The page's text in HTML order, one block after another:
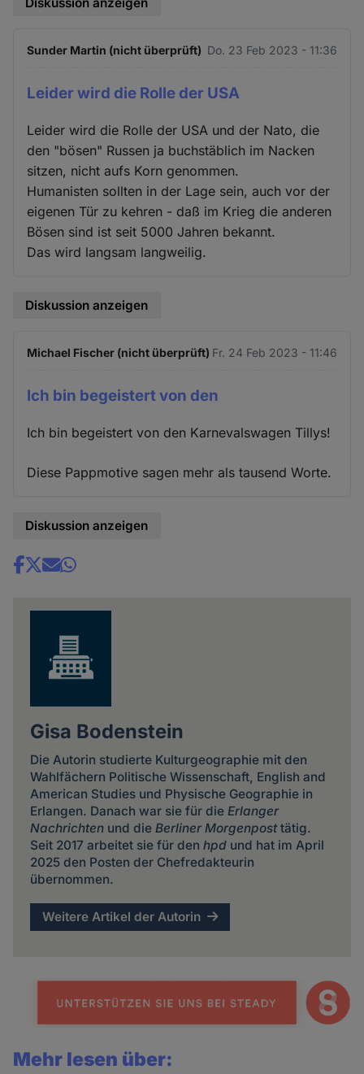
Sunder Martin (nicht überprüft) Do. 23 Feb 2023 - 11:36
Leider wird die Rolle der USA
Leider wird die Rolle der USA und der Nato, die
den "bösen" Russen ja buchstäblich im Nacken
sitzen, nicht aufs Korn genommen.
Humanisten sollten in der Lage sein, auch vor der
eigenen Tür zu kehren - daß im Krieg die anderen
Bösen sind ist seit 5000 Jahren bekannt.
Das wird langsam langweilig.
Diskussion anzeigen
Michael Fischer (nicht überprüft) Fr. 24 Feb 2023 - 11:46
Ich bin begeistert von den
Ich bin begeistert von den Karnevalswagen Tillys!
Diese Pappmotive sagen mehr als tausend Worte.
Diskussion anzeigen
Share
Gisa Bodenstein
Die Autorin studierte Kulturgeographie mit den
Wahlfächern Politische Wissenschaft, English and
American Studies und Physische Geographie in
Erlangen. Danach war sie für die Erlanger
Nachrichtenund die Berliner Morgenposttätig.
Seit 2017 arbeitet sie für den hpdund hat im April
2025 den Posten der Chefredakteurin
übernommen.
Weitere Artikel der Autorin
Mehr lesen über: